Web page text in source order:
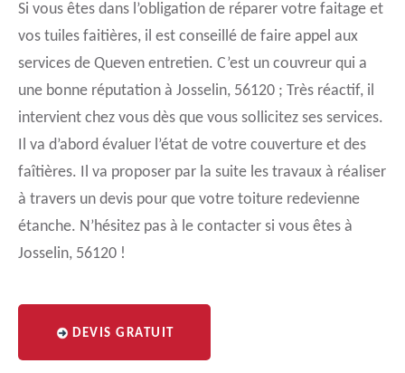
Si vous êtes dans l’obligation de réparer votre faitage et
vos tuiles faitières, il est conseillé de faire appel aux
services de Queven entretien. C’est un couvreur qui a
une bonne réputation à Josselin, 56120 ; Très réactif, il
intervient chez vous dès que vous sollicitez ses services.
Il va d’abord évaluer l’état de votre couverture et des
faîtières. Il va proposer par la suite les travaux à réaliser
à travers un devis pour que votre toiture redevienne
étanche. N’hésitez pas à le contacter si vous êtes à
Josselin, 56120 !
DEVIS GRATUIT